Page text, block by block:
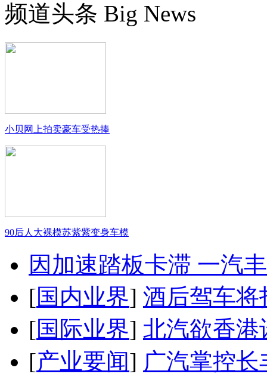
频道头条 Big News
小贝网上拍卖豪车受热捧
90后人大裸模苏紫紫变身车模
因加速踏板卡滞 一汽
[国内业界] 酒后驾车将
[国际业界] 北汽欲香港
[产业要闻] 广汽掌控